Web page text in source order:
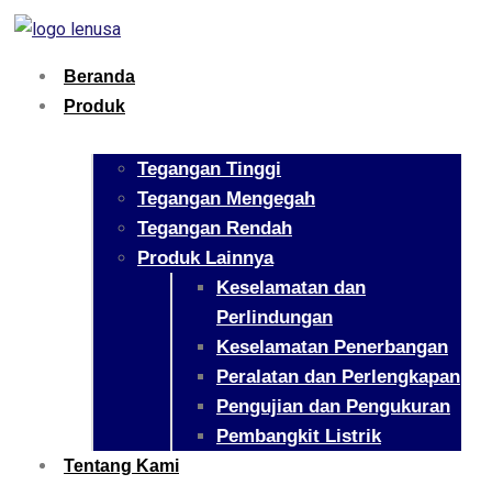
Beranda
Produk
Tegangan Tinggi
Tegangan Mengegah
Tegangan Rendah
Produk Lainnya
Keselamatan dan
Perlindungan
Keselamatan Penerbangan
Peralatan dan Perlengkapan
Pengujian dan Pengukuran
Pembangkit Listrik
Tentang Kami